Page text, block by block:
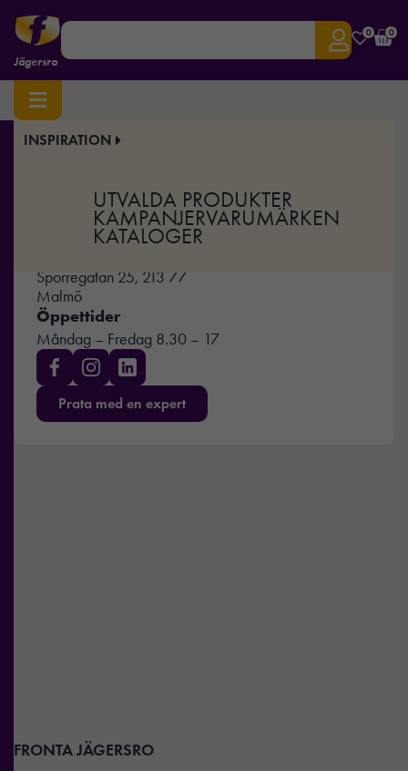
Jägersro
0 0
INSPIRATION
UTVALDA PRODUKTER
KAMPANJERVARUMÄRKEN
KATALOGER
Hem/Återförsäljare/ Malmö Jägersro
Malmö Jägersro
Sporregatan 25, 213 77
Malmö
Öppettider
Måndag – Fredag 8.30 – 17
Prata med en expert
FRONTA JÄGERSRO